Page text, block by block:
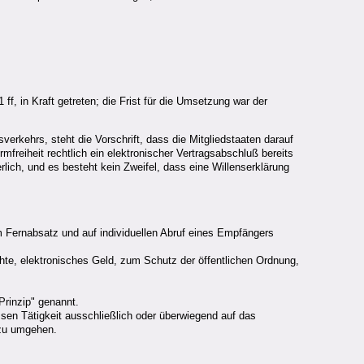
in Kraft getreten; die Frist für die Umsetzung war der
steht die Vorschrift, dass die Mitgliedstaaten darauf
rechtlich ein elektronischer Vertragsabschluß bereits
und es besteht kein Zweifel, dass eine Willenserklärung
und auf individuellen Abruf eines Empfängers
elektronisches Geld, zum Schutz der öffentlichen Ordnung,
genannt.
Tätigkeit ausschließlich oder überwiegend auf das
umgehen.